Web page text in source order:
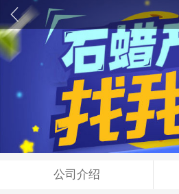
公司介绍